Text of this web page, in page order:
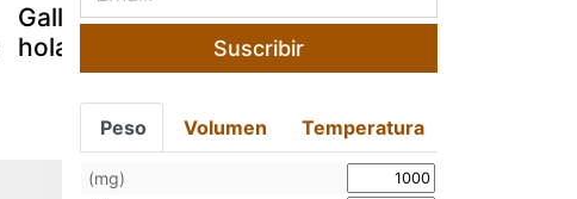
Galletas
holandesas
Masitas o
galletas
espirales
Galletas de
Suscribir
Peso Volumen Temperatura
(mg)